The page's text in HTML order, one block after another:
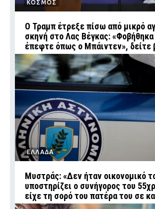
ΚΟΣΜΟΣ
Ο Τραμπ έτρεξε πίσω από μικρό
σκηνή στο Λας Βέγκας: «Φοβήθηκα
έπεφτε όπως ο Μπάιντεν», δείτε
ΕΛΛΑΔΑ
Μυστράς: «Δεν ήταν οικονομικό
υποστηρίζει ο συνήγορος του
είχε τη σορό του πατέρα του σε